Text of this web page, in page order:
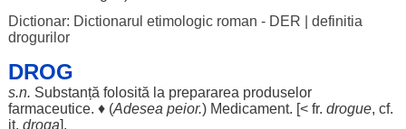
Dictionar: Dictionarul etimologic roman - DER
definitia
drogurilor
DROG
s.n. Substanță folosită la prepararea produselor
farmaceutice. ♦ (Adesea peior.) Medicament. [< fr. drogue, cf.
it. droga].